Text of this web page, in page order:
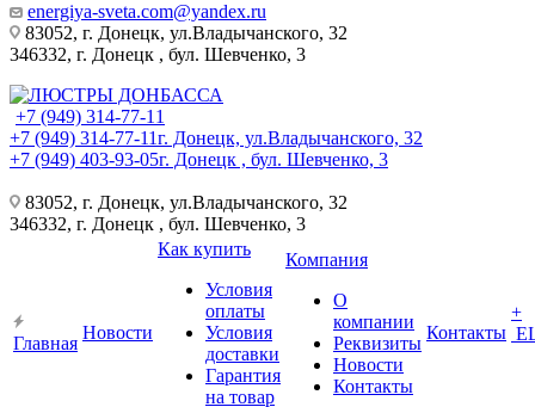
energiya-sveta.com@yandex.ru
83052, г. Донецк, ул.Владычанского, 32
346332, г. Донецк , бул. Шевченко, 3
+7 (949) 314-77-11
+7 (949) 314-77-11г. Донецк, ул.Владычанского, 32
+7 (949) 403-93-05г. Донецк , бул. Шевченко, 3
83052, г. Донецк, ул.Владычанского, 32
346332, г. Донецк , бул. Шевченко, 3
Главная
Новости
Как купить
Условия
оплаты
Условия
доставки
Гарантия
на товар
Компания
О
компании
Реквизиты
Новости
Контакты
Контакты
+